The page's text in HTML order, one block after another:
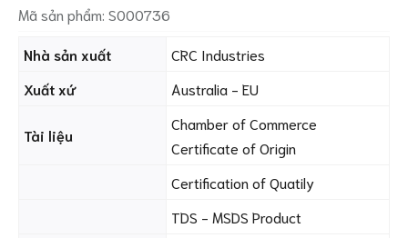
Mã sản phẩm: S000736
Nhà sản xuất
CRC Industries
Xuất xứ
Australia - EU
Tài liệu
Chamber of Commerce
Certificate of Origin
Certification of Quatily
TDS - MSDS Product